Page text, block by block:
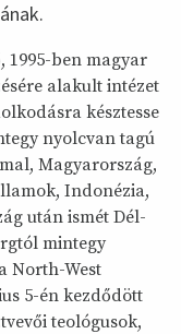
ben magyar
alakult intézet
késztesse
nyolcvan tagú
Magyarország,
Indonézia,
után ismét Dél-
mintegy
North-West
5-én kezdődött
teológusok,